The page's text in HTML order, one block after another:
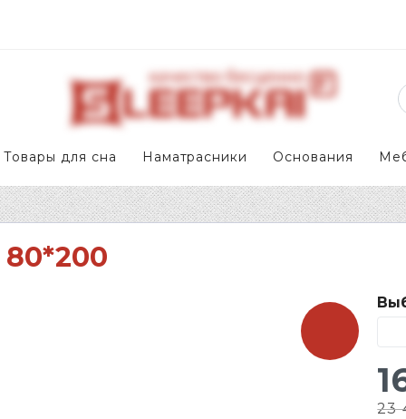
Товары для сна Наматрасники Основания
23